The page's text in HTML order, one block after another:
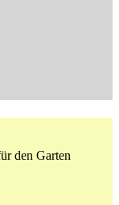
den Garten